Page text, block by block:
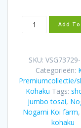
Nogami
Jumbo
(2025)
aantal
Add
SKU:
Categorieën:
Premiumcollectie/
Kohaku Tags:
jumbo tosai,
Nogami Koi farm,
kohaku